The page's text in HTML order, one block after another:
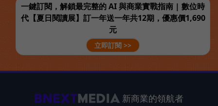
一鍵訂閱，解鎖最完整的 AI 與商業實戰指南 | 數位時
代【夏日閱讀展】訂一年送一年共12期，優惠價1,690
元
立即訂閱 >>
新商業的領航者